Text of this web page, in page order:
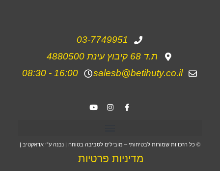
03-7749951
ת.ד 68 קיבוץ עינת 4880500
salesb@betihuty.co.il
16:00 - 08:30
© כל הזכויות שמורות לבטיחותי – מובילים לסביבה בטוחה | נבנה ע”י אדאקטיב |
מדיניות פרטיות